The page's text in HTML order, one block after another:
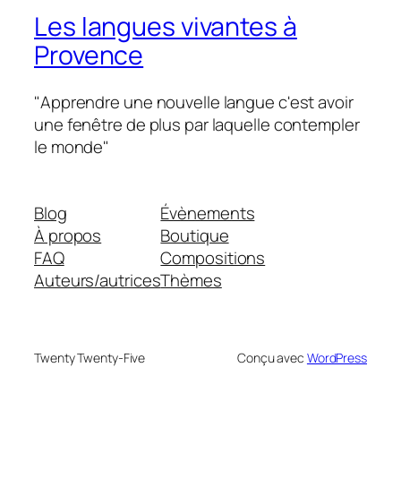
Les langues vivantes à
Provence
"Apprendre une nouvelle langue c'est avoir
une fenêtre de plus par laquelle contempler
le monde"
Blog
À propos
FAQ
Auteurs/autrices
Évènements
Boutique
Compositions
Thèmes
Twenty Twenty-Five Conçu avec WordPress